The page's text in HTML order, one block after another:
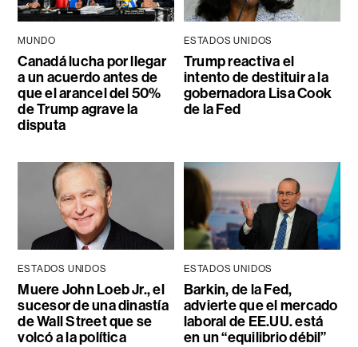
MUNDO
Canadá lucha por llegar
a un acuerdo antes de
que el arancel del 50%
de Trump agrave la
disputa
ESTADOS UNIDOS
Trump reactiva el
intento de destituir a la
gobernadora Lisa Cook
de la Fed
ESTADOS UNIDOS
Muere John Loeb Jr., el
sucesor de una dinastía
de Wall Street que se
volcó a la política
ESTADOS UNIDOS
Barkin, de la Fed,
advierte que el mercado
laboral de EE.UU. está
en un “equilibrio débil”